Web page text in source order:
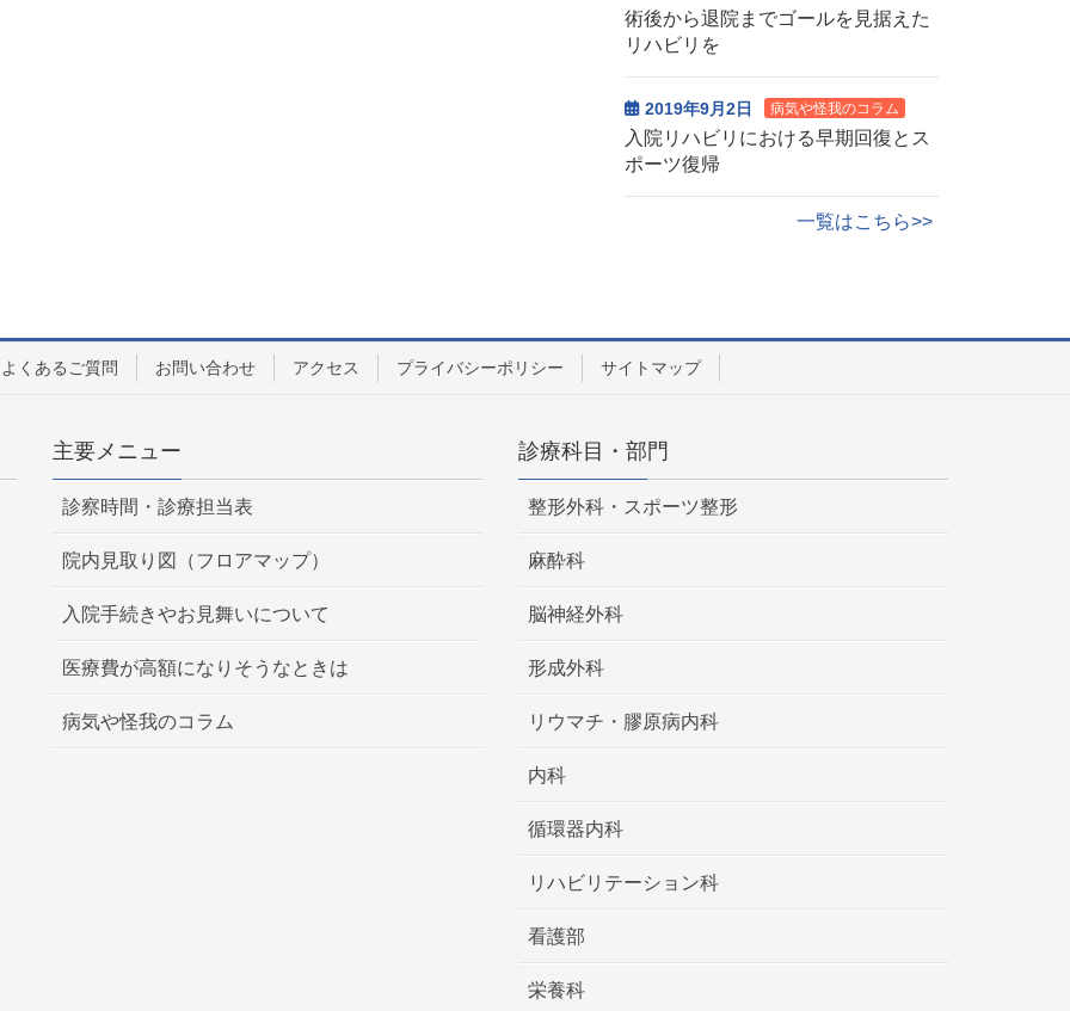
術後から退院までゴールを見据えた
リハビリを
2019年9月2日 病気や怪我のコラム
入院リハビリにおける早期回復とス
ポーツ復帰
一覧はこちら>>
よくあるご質問 お問い合わせ アクセス プライバシーポリシー サイトマップ
主要メニュー
診察時間・診療担当表
院内見取り図（フロアマップ）
入院手続きやお見舞いについて
医療費が高額になりそうなときは
病気や怪我のコラム
診療科目・部門
整形外科・スポーツ整形
麻酔科
脳神経外科
形成外科
リウマチ・膠原病内科
内科
循環器内科
リハビリテーション科
看護部
栄養科